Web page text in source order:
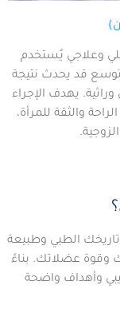
وعلاجي يُستخدم
قد يحدث نتيجة
وراثية. يهدف الإجراء
والثقة للمرأة،
الطبي وطبيعة
وقوة عضلاتك. بناءً
وأهداف واضحة